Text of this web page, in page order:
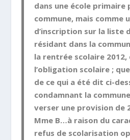
dans une école
commune, mais comme
d’inscription sur la liste
résidant dans la
la rentrée scolaire
l’obligation scolaire ;
de ce qui a été dit ci-
condamnant la
verser une provision de
Mme B…à raison du
refus de scolarisation